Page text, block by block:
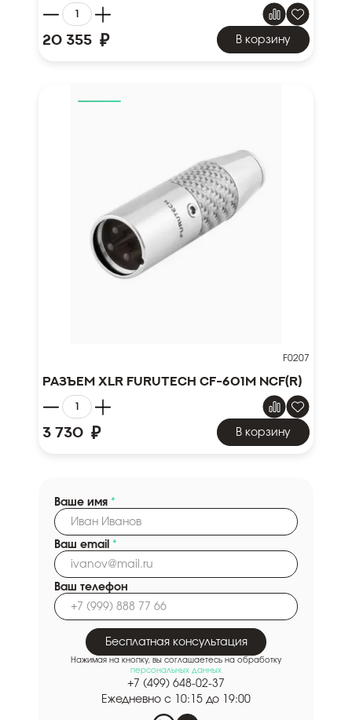
20 355 ₽ В корзину
F0207
Разъем XLR FURUTECH CF-601M NCF(R)
3 730 ₽ В корзину
Ваше имя *
Ваш email *
Ваш телефон
Бесплатная консультация
Нажимая на кнопку, вы соглашаетесь на обработку
персональных данных
+7 (499) 648-02-37
Ежедневно с 10:15 до 19:00